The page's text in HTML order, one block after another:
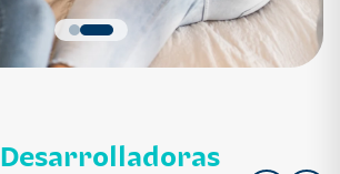
Desarrolladoras